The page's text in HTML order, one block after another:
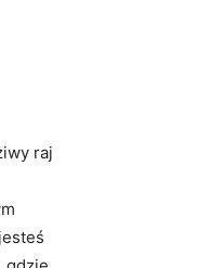
raj